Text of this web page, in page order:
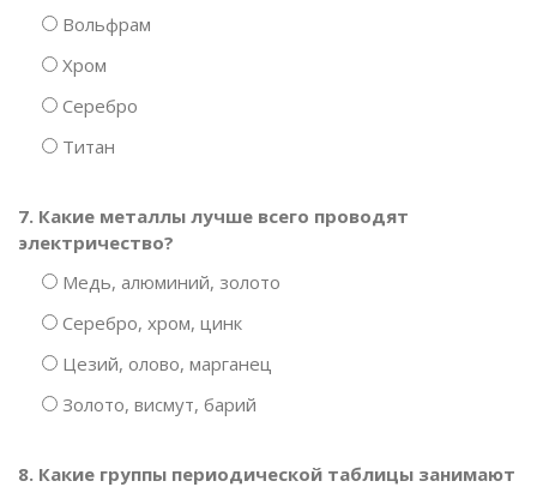
Вольфрам
Хром
Серебро
Титан
7. Какие металлы лучше всего проводят
электричество?
Медь, алюминий, золото
Серебро, хром, цинк
Цезий, олово, марганец
Золото, висмут, барий
8. Какие группы периодической таблицы занимают